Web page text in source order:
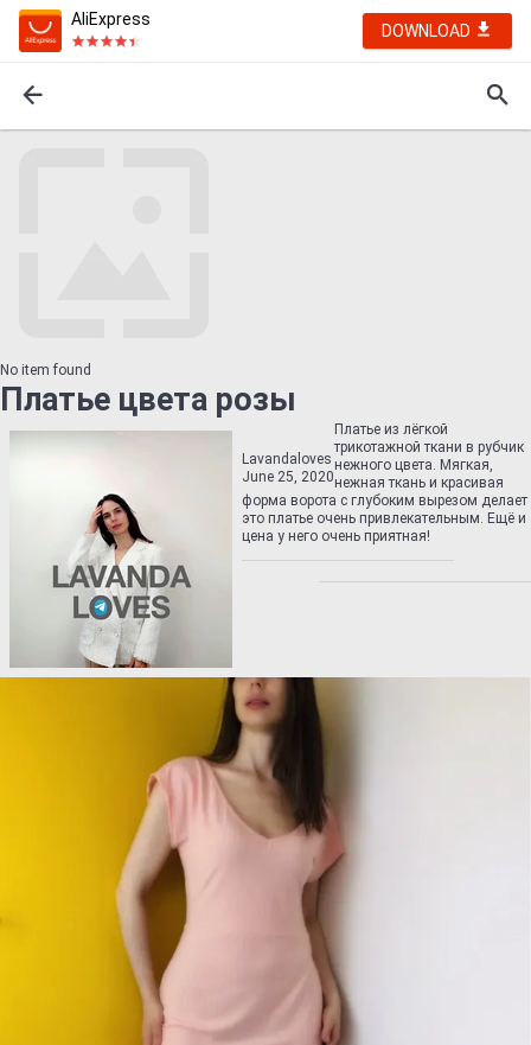
AliExpress
DOWNLOAD
No item found
Платье цвета розы
Lavandaloves
June 25, 2020
Платье из лёгкой
трикотажной ткани в рубчик
нежного цвета. Мягкая,
нежная ткань и красивая
форма ворота с глубоким вырезом делает
это платье очень привлекательным. Ещё и
цена у него очень приятная!